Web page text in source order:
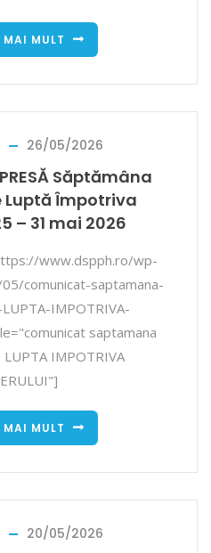
MAI MULT
26/05/2026
Săptămâna
Luptă Împotriva
– 31 mai 2026
www.dspph.ro/wp-
comunicat-saptamana-
IMPOTRIVA-
saptamana
LUPTA IMPOTRIVA
MAI MULT
20/05/2026